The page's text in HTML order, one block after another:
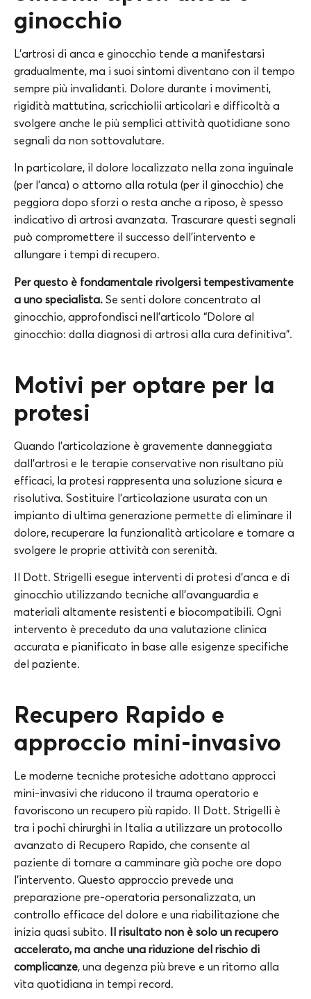
ginocchio
L’artrosi di anca e ginocchio tende a manifestarsi
gradualmente, ma i suoi sintomi diventano con il tempo
sempre più invalidanti. Dolore durante i movimenti,
rigidità mattutina, scricchiolii articolari e difficoltà a
svolgere anche le più semplici attività quotidiane sono
segnali da non sottovalutare.
In particolare, il dolore localizzato nella zona inguinale
(per l’anca) o attorno alla rotula (per il ginocchio) che
peggiora dopo sforzi o resta anche a riposo, è spesso
indicativo di artrosi avanzata. Trascurare questi segnali
può compromettere il successo dell’intervento e
allungare i tempi di recupero.
Per questo è fondamentale rivolgersi tempestivamente
a uno specialista. Se senti dolore concentrato al
ginocchio, approfondisci nell’articolo “Dolore al
ginocchio: dalla diagnosi di artrosi alla cura definitiva”.
Motivi per optare per la
protesi
Quando l’articolazione è gravemente danneggiata
dall’artrosi e le terapie conservative non risultano più
efficaci, la protesi rappresenta una soluzione sicura e
risolutiva. Sostituire l’articolazione usurata con un
impianto di ultima generazione permette di eliminare il
dolore, recuperare la funzionalità articolare e tornare a
svolgere le proprie attività con serenità.
Il Dott. Strigelli esegue interventi di protesi d’anca e di
ginocchio utilizzando tecniche all’avanguardia e
materiali altamente resistenti e biocompatibili. Ogni
intervento è preceduto da una valutazione clinica
accurata e pianificato in base alle esigenze specifiche
del paziente.
Recupero Rapido e
approccio mini-invasivo
Le moderne tecniche protesiche adottano approcci
mini-invasivi che riducono il trauma operatorio e
favoriscono un recupero più rapido. Il Dott. Strigelli è
tra i pochi chirurghi in Italia a utilizzare un protocollo
avanzato di Recupero Rapido, che consente al
paziente di tornare a camminare già poche ore dopo
l’intervento. Questo approccio prevede una
preparazione pre-operatoria personalizzata, un
controllo efficace del dolore e una riabilitazione che
inizia quasi subito. Il risultato non è solo un recupero
accelerato, ma anche una riduzione del rischio di
complicanze, una degenza più breve e un ritorno alla
vita quotidiana in tempi record.